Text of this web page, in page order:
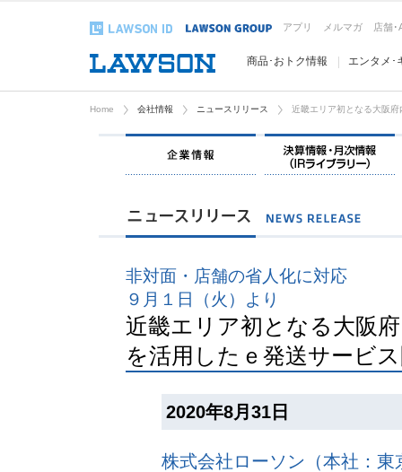
アプリ メルマガ 店舗･
商品･おトク情報 エンタメ･
Home 会社情報 ニュースリリース 近畿エリア初となる大阪
企業情報
非対面・店舗の省人化に対応
９月１日（火）より
近畿エリア初となる大阪
を活用したｅ発送サービ
2020年8月31日
株式会社ローソン（本社：